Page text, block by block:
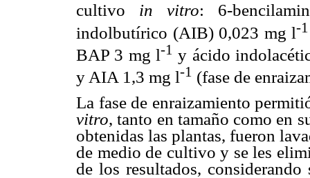
cultivo in vitro: 6-
indolbutírico (AIB) 0,023 mg l-1
BAP 3 mg l-1 y ácido
y AIA 1,3 mg l-1 (fase de
La fase de enraizamiento
vitro, tanto en tamaño como en
obtenidas las plantas, fueron
de medio de cultivo y se les
de los resultados,